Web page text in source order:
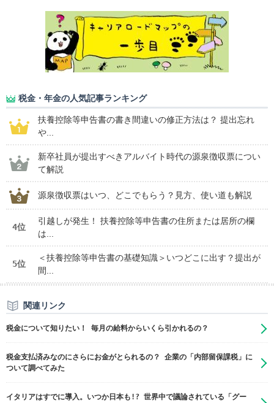
税金・年金の人気記事ランキング
扶養控除等申告書の書き間違いの修正方法は？ 提出忘れ
や...
新卒社員が提出すべきアルバイト時代の源泉徴収票につい
て解説
源泉徴収票はいつ、どこでもらう？見方、使い道も解説
4位
引越しが発生！ 扶養控除等申告書の住所または居所の欄
は...
5位
＜扶養控除等申告書の基礎知識＞いつどこに出す？提出が
間...
関連リンク
税金について知りたい！ 毎月の給料からいくら引かれるの？
税金支払済みなのにさらにお金がとられるの？ 企業の「内部留保課税」に
ついて調べてみた
イタリアはすでに導入。いつか日本も!? 世界中で議論されている「グー